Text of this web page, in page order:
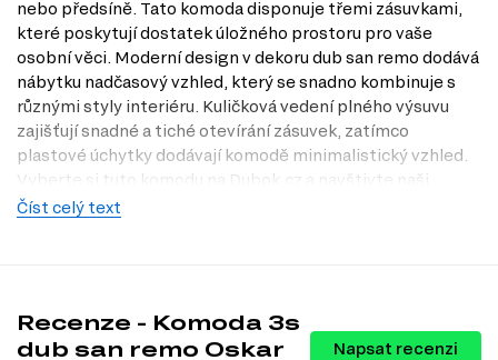
nebo předsíně. Tato komoda disponuje třemi zásuvkami,
které poskytují dostatek úložného prostoru pro vaše
osobní věci. Moderní design v dekoru dub san remo dodává
nábytku nadčasový vzhled, který se snadno kombinuje s
různými styly interiéru. Kuličková vedení plného výsuvu
zajišťují snadné a tiché otevírání zásuvek, zatímco
plastové úchytky dodávají komodě minimalistický vzhled.
Vyberte si tuto komodu na Dubok.cz a navštivte naši
prodejnu v Praze pro osobní prohlídku.
interiéry.
Úložný prostor.
Tři zásuvky poskytují dostatek místa pro
Číst celý text
Recenze - Komoda 3s
dub san remo Oskar
Napsat recenzi